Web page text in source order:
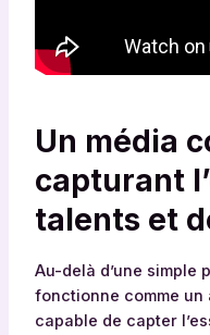
Un média
capturant
talents et
Au-delà d’une simple
fonctionne comme
capable de capter